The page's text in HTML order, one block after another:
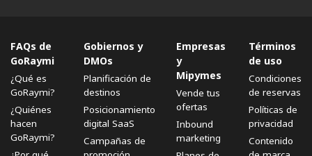
FAQs de
GoRaymi
¿Qué es
GoRaymi?
¿Quiénes
hacen
GoRaymi?
Gobiernos y
DMOs
Planificación de
destinos
Posicionamiento
digital SaaS
Campañas de
Empresas
y
Mipymes
Vende tus
ofertas
Inbound
marketing
Términos
de uso
Condiciones
de reservas
Políticas de
privacidad
Contenido